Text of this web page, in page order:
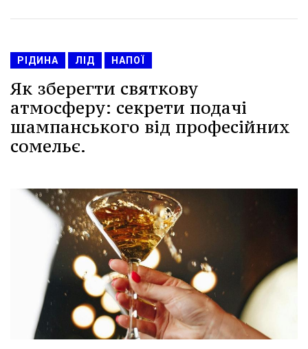
РІДИНА ЛІД НАПОЇ
Як зберегти святкову
атмосферу: секрети подачі
шампанського від професійних
сомельє.